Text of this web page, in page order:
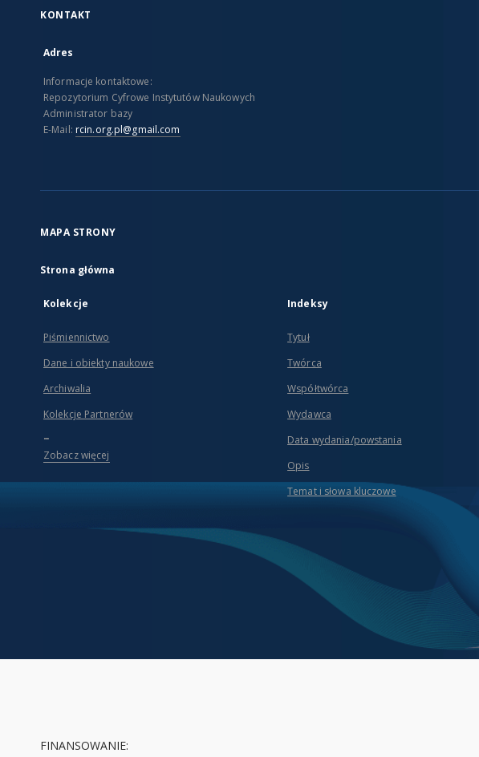
KONTAKT
Adres
Informacje kontaktowe:
Repozytorium Cyfrowe Instytutów Naukowych
Administrator bazy
E-Mail: rcin.org.pl@gmail.com
MAPA STRONY
Strona główna
Kolekcje
Piśmiennictwo
Dane i obiekty naukowe
Archiwalia
Kolekcje Partnerów
...
Zobacz więcej
Indeksy
Tytuł
Twórca
Współtwórca
Wydawca
Data wydania/powstania
Opis
Temat i słowa kluczowe
FINANSOWANIE: